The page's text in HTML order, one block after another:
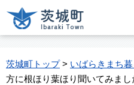
茨城町トップ> いばらきまち暮
方に根ほり葉ほり聞いてみまし